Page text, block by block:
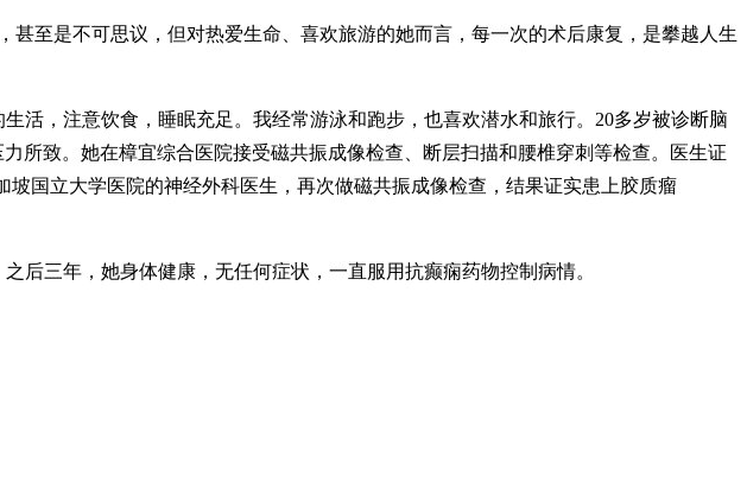
至是不可思议，但对热爱生命、喜欢旅游的她而言，每一次的术后康复，是攀越人生
活，注意饮食，睡眠充足。我经常游泳和跑步，也喜欢潜水和旅行。20多岁被诊断脑
所致。她在樟宜综合医院接受磁共振成像检查、断层扫描和腰椎穿刺等检查。医生证
国立大学医院的神经外科医生，再次做磁共振成像检查，结果证实患上胶质瘤
后三年，她身体健康，无任何症状，一直服用抗癫痫药物控制病情。